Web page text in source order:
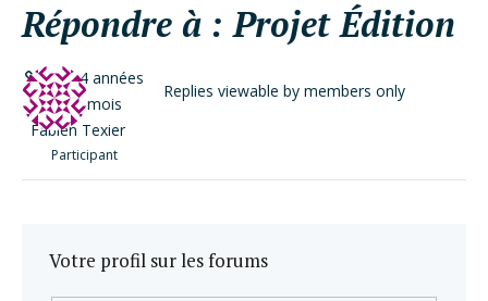
Répondre à : Projet Édition
il y a 4 années
et 10 mois
Fabien Texier
Participant
Replies viewable by members only
Votre profil sur les forums